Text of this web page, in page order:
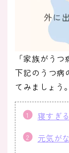
「家族がう
下記のうつ病
てみましょう。
寝すぎ
元気が